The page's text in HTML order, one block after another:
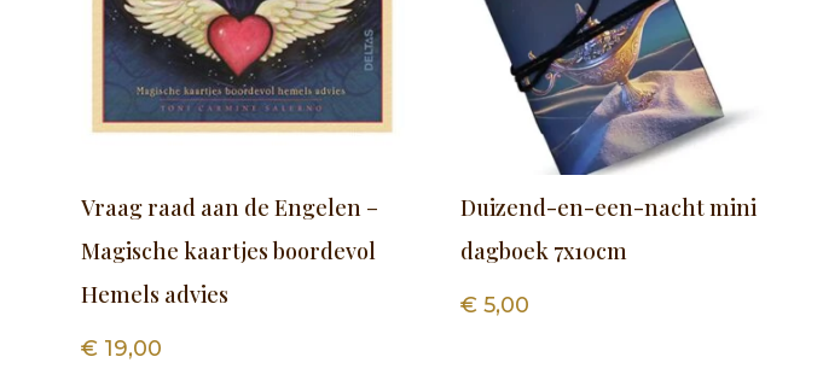
Vraag raad aan de Engelen –
Magische kaartjes boordevol
Hemels advies
€ 19,00
Duizend-en-een-nacht mini
dagboek 7x10cm
€ 5,00